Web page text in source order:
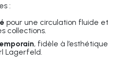
:
pour une circulation fluide et
collections.
, fidèle à l’esthétique
Lagerfeld.